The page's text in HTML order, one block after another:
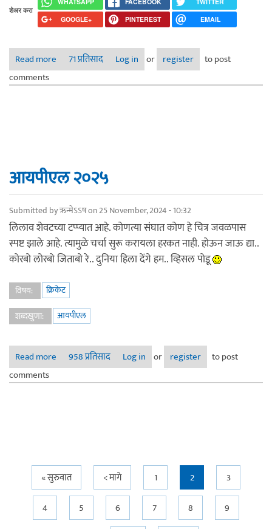
शेअर करा
GOOGLE+
PINTEREST EMAIL
Read more
about विराट कोहली आणि सचिन तेंडुलकर: आधुनिक क्रिकेटमधील
तुलना
71 प्रतिसाद Log in or register
to post
comments
आयपीएल २०२५
Submitted byऋन्मेऽऽषon 25 November, 2024 - 10:32
लिलाव शेवटच्या टप्प्यात आहे. कोणत्या संघात कोण हे चित्र जवळपास
स्पष्ट झाले आहे. त्यामुळे चर्चा सुरू करायला हरकत नाही. होऊन जाऊ द्या..
कोरबो लोरबो जिताबो रे.. दुनिया हिला देंगे हम.. व्हिसल पोडू
विषय:
क्रिकेट
शब्दखुणा:
आयपीएल
Read more about आयपीएल २०२५
958 प्रतिसाद Log in or register
to post
comments
Pages« सुरुवात < मागे 1 2
3
4
5 6 7 8
9